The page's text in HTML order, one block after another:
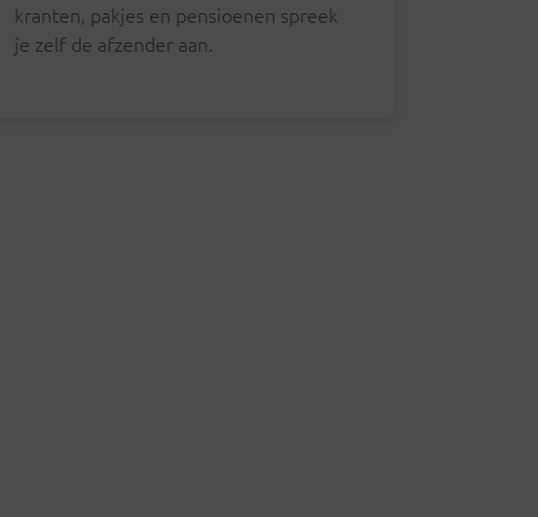
kranten, pakjes en pensioenen spreek
je zelf de afzender aan.